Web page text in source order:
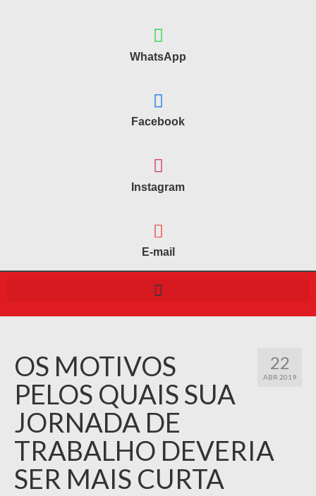
WhatsApp
Facebook
Instagram
E-mail
22
ABR 2019
OS MOTIVOS
PELOS QUAIS SUA
JORNADA DE
TRABALHO DEVERIA
SER MAIS CURTA